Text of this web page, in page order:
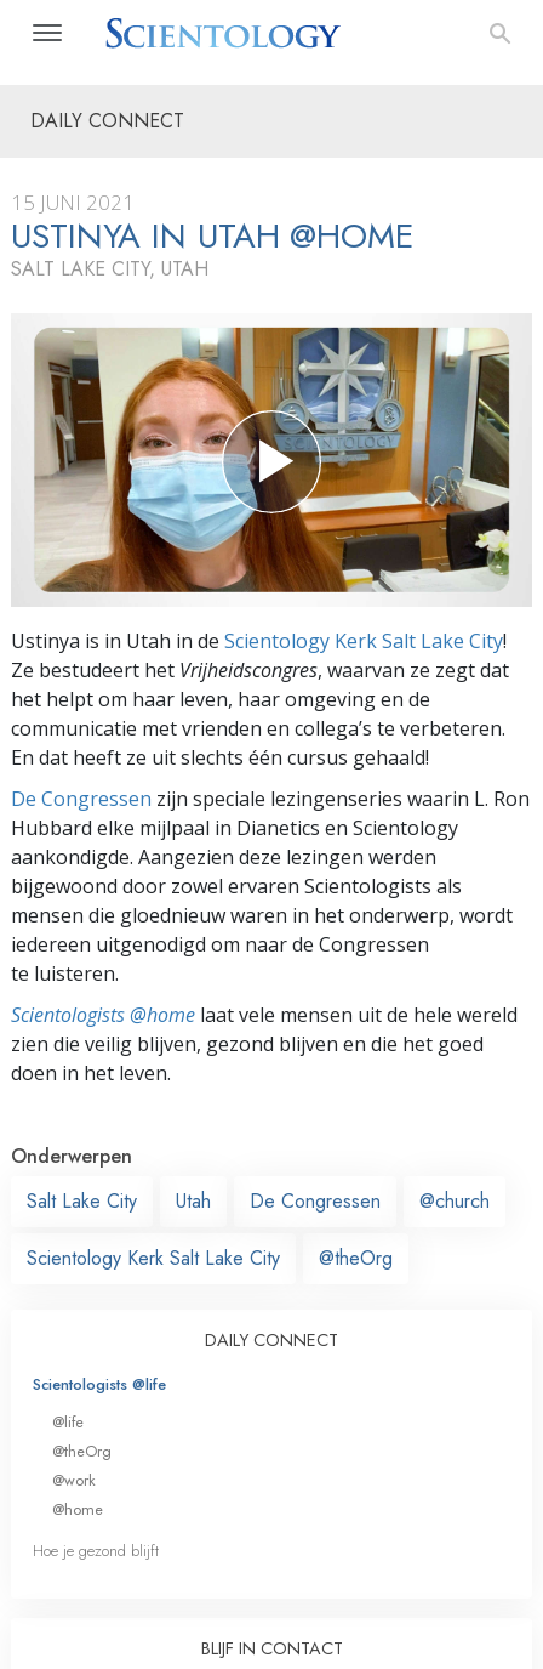
DAILY CONNECT
15 JUNI 2021
USTINYA IN UTAH @HOME
SALT LAKE CITY, UTAH
Ustinya is in Utah in de Scientology Kerk Salt Lake City!
Ze bestudeert het Vrijheidscongres, waarvan ze zegt dat
het helpt om haar leven, haar omgeving en de
communicatie met vrienden en collega’s te verbeteren.
En dat heeft ze uit slechts één cursus gehaald!
De Congressen zijn speciale lezingenseries waarin L. Ron
Hubbard elke mijlpaal in Dianetics en Scientology
aankondigde. Aangezien deze lezingen werden
bijgewoond door zowel ervaren Scientologists als
mensen die gloednieuw waren in het onderwerp, wordt
iedereen uitgenodigd om naar de Congressen
te luisteren.
Scientologists @home laat vele mensen uit de hele wereld
zien die veilig blijven, gezond blijven en die het goed
doen in het leven.
Onderwerpen
Salt Lake City
Utah De Congressen @church
Scientology Kerk Salt Lake City @theOrg
DAILY CONNECT
Scientologists @life
@life
@theOrg
@work
@home
Hoe je gezond blijft
BLIJF IN CONTACT